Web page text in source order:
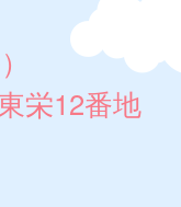
栄12番地